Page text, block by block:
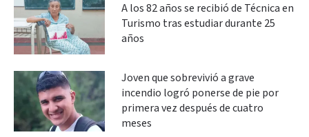
A los 82 años se recibió de Técnica en
Turismo tras estudiar durante 25
años
Joven que sobrevivió a grave
incendio logró ponerse de pie por
primera vez después de cuatro
meses